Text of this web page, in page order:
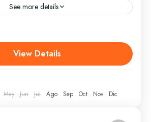
See more details
la ciudad más pujante e
actualmente. Es la primera
Mundo, cuenta con espacios
View Details
May Jun Jul Ago Sep Oct Nov Dic